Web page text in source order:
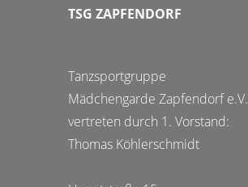
TSG ZAPFENDORF
Tanzsportgruppe
Mädchengarde Zapfendorf e.V.
vertreten durch 1. Vorstand:
Thomas Köhlerschmidt